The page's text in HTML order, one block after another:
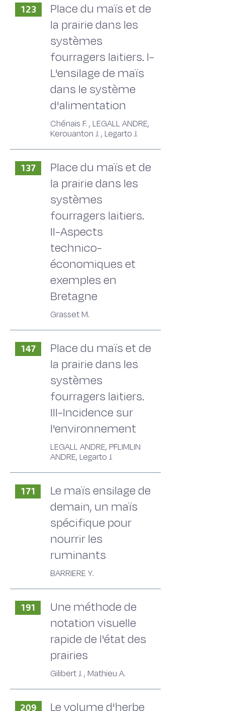
123
Place du maïs et de
la prairie dans les
systèmes
fourragers laitiers. I-
L'ensilage de maïs
dans le système
d'alimentation
Chénais F. , LEGALL ANDRE,
Kerouanton J. , Legarto J.
137
Place du maïs et de
la prairie dans les
systèmes
fourragers laitiers.
II-Aspects
technico-
économiques et
exemples en
Bretagne
Grasset M.
147
Place du maïs et de
la prairie dans les
systèmes
fourragers laitiers.
III-Incidence sur
l'environnement
LEGALL ANDRE, PFLIMLIN
ANDRE, Legarto J.
171
Le maïs ensilage de
demain, un maïs
spécifique pour
nourrir les
ruminants
BARRIERE Y.
191
Une méthode de
notation visuelle
rapide de l'état des
prairies
Gilibert J. , Mathieu A.
209 Le volume d'herbe